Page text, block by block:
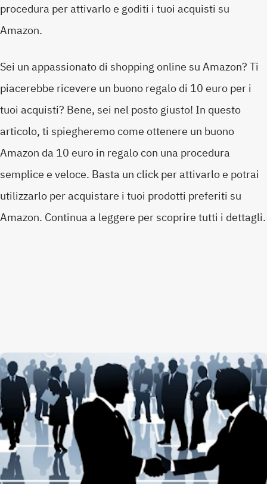
procedura per attivarlo e goditi i tuoi acquisti su
Amazon.
Sei un appassionato di shopping online su Amazon? Ti
piacerebbe ricevere un buono regalo di 10 euro per i
tuoi acquisti? Bene, sei nel posto giusto! In questo
articolo, ti spiegheremo come ottenere un buono
Amazon da 10 euro in regalo con una procedura
semplice e veloce. Basta un click per attivarlo e potrai
utilizzarlo per acquistare i tuoi prodotti preferiti su
Amazon. Continua a leggere per scoprire tutti i dettagli.